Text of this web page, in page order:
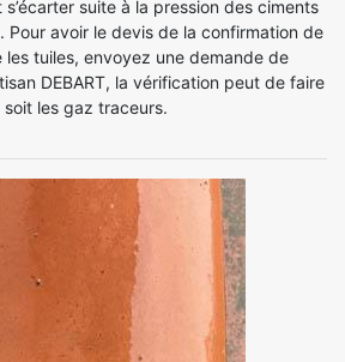
suite à la pression des ciments
Pour avoir le devis de la confirmation de
les tuiles, envoyez une demande de
DEBART, la vérification peut de faire
les gaz traceurs.